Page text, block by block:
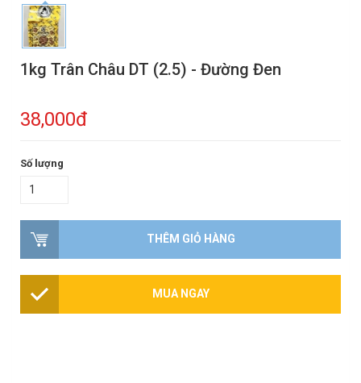
1kg Trân Châu DT (2.5) - Đường Đen
38,000đ
Số lượng
THÊM GIỎ HÀNG
MUA NGAY